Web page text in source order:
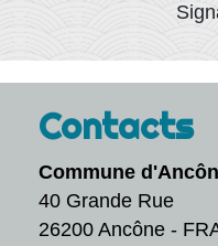
Contacts
Commune
40 Grande Rue
26200 Ancône -